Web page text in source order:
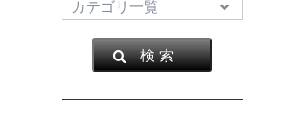
検 索